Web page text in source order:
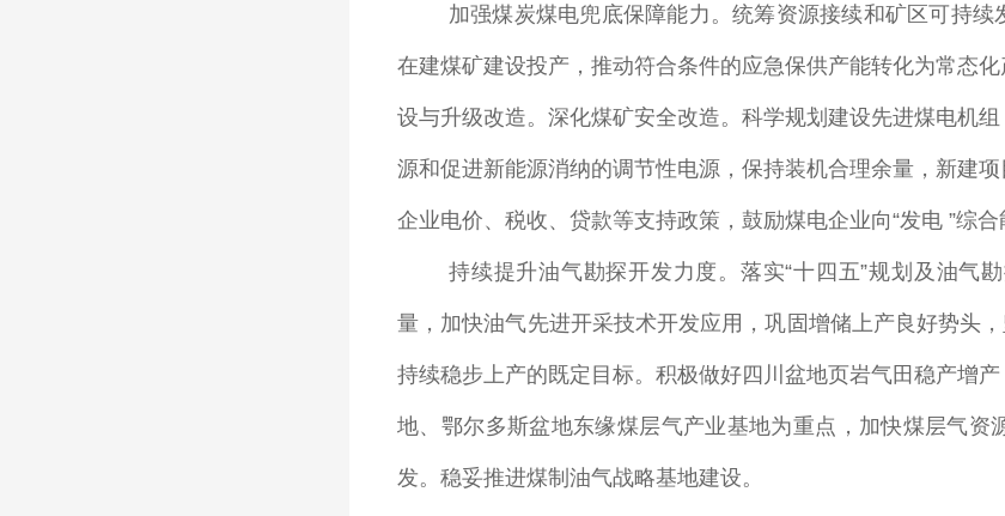
加强煤炭煤电兜底保障能力 。统筹资源接续和矿区可持
在建煤矿建设投产，推动符合条件的应急保供产能转化为常态
设与升级改造。深化煤矿安全改造。科学规划建设先进煤电机
源和促进新能源消纳的调节性电源，保持装机合理余量，新建
企业电价、税收、贷款等支持政策，鼓励煤电企业向“发电 ”综合
持续提升油气勘探开发力度 。落实“十四五”规划及油气
量，加快油气先进开采技术开发应用，巩固增储上产良好势头
持续稳步上产的既定目标。积极做好四川盆地页岩气田稳产增
地、鄂尔多斯盆地东缘煤层气产业基地为重点，加快煤层气
发。稳妥推进煤制油气战略基地建设。